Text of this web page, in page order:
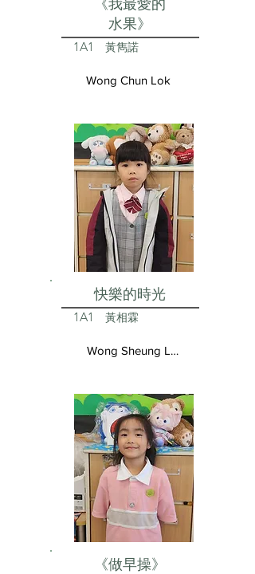
水果》
1A1 黃雋諾
Wong Chun Lok
快樂的時光
1A1 黃相霖
Wong Sheung Lam
《做早操》